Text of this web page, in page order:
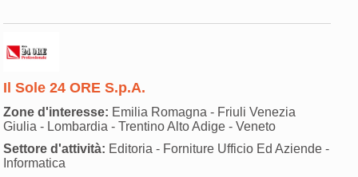
Il Sole 24 ORE S.p.A.
Zone d'interesse: Emilia Romagna - Friuli Venezia
Giulia - Lombardia - Trentino Alto Adige - Veneto
Settore d'attività: Editoria - Forniture Ufficio Ed Aziende -
Informatica